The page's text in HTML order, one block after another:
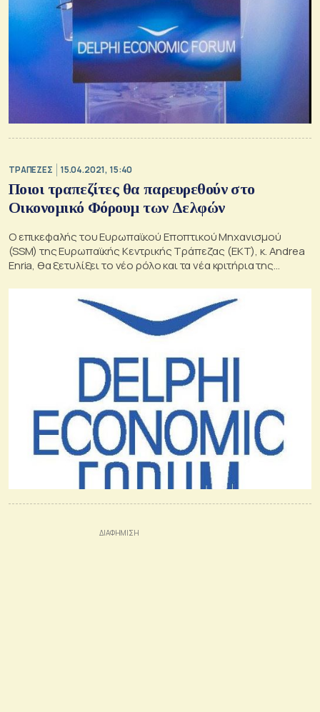
ΤΡΑΠΕΖΕΣ 15.04.2021, 15:40
Ποιοι τραπεζίτες θα παρευρεθούν στο
Οικονομικό Φόρουμ των Δελφών
Ο επικεφαλής του Ευρωπαϊκού Εποπτικού Μηχανισμού
(SSM) της Ευρωπαϊκής Κεντρικής Τράπεζας (ΕΚΤ), κ. Andrea
Enria, θα ξετυλίξει το νέο ρόλο και τα νέα κριτήρια της